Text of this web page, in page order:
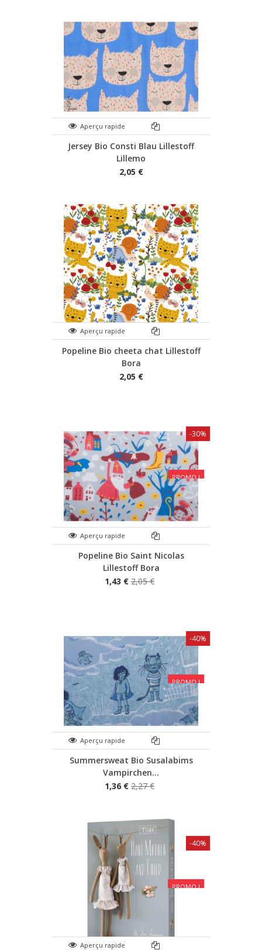
Aperçu rapide
Jersey Bio Consti Blau Lillestoff
Lillemo
2,05 €
Aperçu rapide
Popeline Bio cheeta chat Lillestoff
Bora
2,05 €
PROMO !
Aperçu rapide
Popeline Bio Saint Nicolas
Lillestoff Bora
1,43 € 2,05 €
-30%
PROMO !
Aperçu rapide
Summersweat Bio Susalabims
Vampirchen...
1,36 € 2,27 €
-40%
PROMO !
Aperçu rapide
-40%